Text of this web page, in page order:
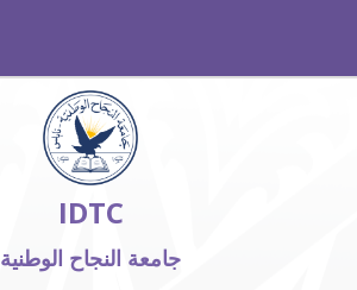
IDTC
جامعة النجاح الوطنية